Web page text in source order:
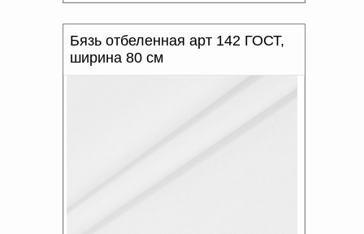
Бязь отбеленная арт 142 ГОСТ,
ширина 80 см